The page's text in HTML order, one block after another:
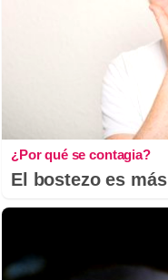
¿Por qué se contagia?
El bostezo es